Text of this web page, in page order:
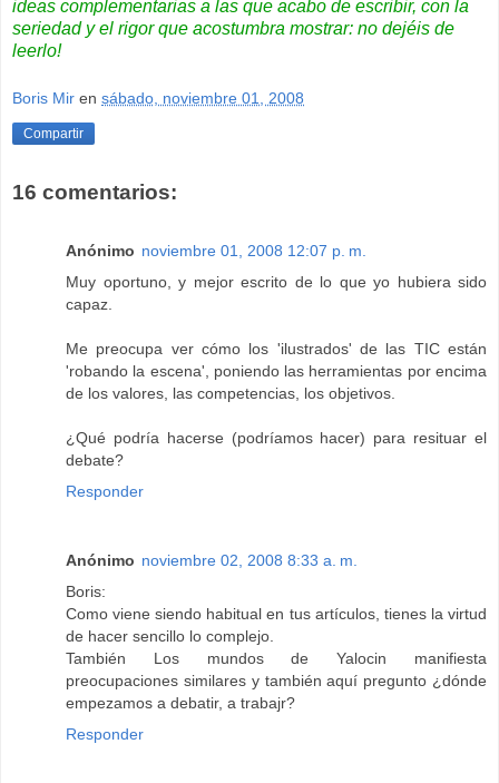
ideas complementarias a las que acabo de escribir, con la
seriedad y el rigor que acostumbra mostrar: no dejéis de
leerlo!
Boris Mir en sábado, noviembre 01, 2008
Compartir
16 comentarios:
Anónimo noviembre 01, 2008 12:07 p. m.
Muy oportuno, y mejor escrito de lo que yo hubiera sido
capaz.
Me preocupa ver cómo los 'ilustrados' de las TIC están
'robando la escena', poniendo las herramientas por encima
de los valores, las competencias, los objetivos.
¿Qué podría hacerse (podríamos hacer) para resituar el
debate?
Responder
Anónimo noviembre 02, 2008 8:33 a. m.
Boris:
Como viene siendo habitual en tus artículos, tienes la virtud
de hacer sencillo lo complejo.
También Los mundos de Yalocin manifiesta
preocupaciones similares y también aquí pregunto ¿dónde
empezamos a debatir, a trabajr?
Responder